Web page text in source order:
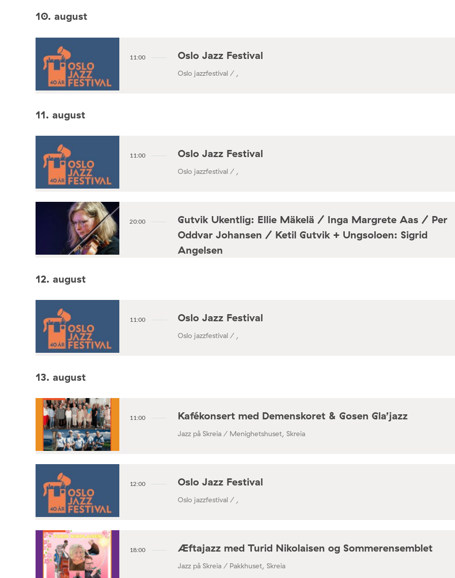
10. august
11:00 Oslo Jazz Festival
Oslo jazzfestival / ,
11. august
11:00 Oslo Jazz Festival
Oslo jazzfestival / ,
20:00
Gutvik Ukentlig: Ellie Mäkelä / Inga Margrete Aas / Per
Oddvar Johansen / Ketil Gutvik + Ungsoloen: Sigrid
Angelsen
12. august
11:00 Oslo Jazz Festival
Oslo jazzfestival / ,
13. august
11:00 Kafékonsert med Demenskoret & Gosen Gla’jazz
Jazz på Skreia / Menighetshuset, Skreia
12:00 Oslo Jazz Festival
Oslo jazzfestival / ,
18:00 Æftajazz med Turid Nikolaisen og Sommerensemblet
Jazz på Skreia / Pakkhuset, Skreia